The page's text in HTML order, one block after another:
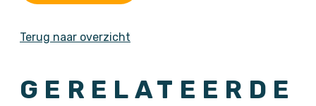
Terug naar overzicht
GERELATEERDE